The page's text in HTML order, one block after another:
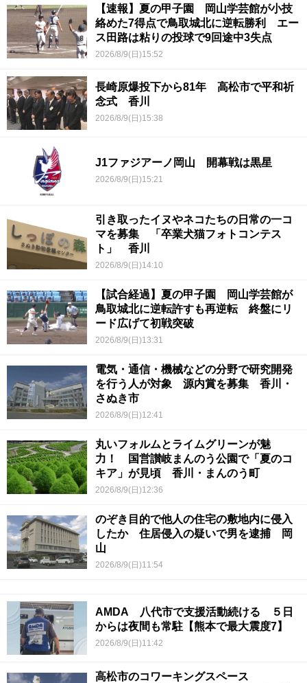
【速報】夏の甲子園 岡山学芸館が小技
絡めた7得点で鳥取城北に逆転勝利 エー
ス田路は粘りの投球で9回途中3失点
2026/8/9(日)15:52
長崎原爆投下から81年 高松市で平和祈
念式 香川
2026/8/9(日)15:38
J1ファジアーノ岡山 開幕戦は黒星
2026/8/9(日)15:21
引き取ったイヌやネコたちの日常の一コ
マを募集 「卒業犬猫フォトコンテス
ト」 香川
2026/8/9(日)14:10
【試合経過】夏の甲子園 岡山学芸館が
鳥取城北に逆転許すも再逆転 終盤にリ
ード広げて初戦突破
2026/8/9(日)13:31
電気・通信・機械などの分野で研究開発
を行う人が対象 源内賞を募集 香川・
さぬき市
2026/8/9(日)12:41
丸いフォルムとライムグリーンが魅
力！ 国営讃岐まんのう公園で「夏のコ
キア」が見頃 香川・まんのう町
2026/8/9(日)12:36
のぞき目的で他人の住宅の敷地内に侵入
したか 住居侵入の疑いで男を逮捕 岡
山
2026/8/9(日)11:54
AMDA 八代市で支援活動続ける ５日
からは夜間も常駐【熊本で最大震度7】
2026/8/9(日)11:42
高松市のコワーキングスペース